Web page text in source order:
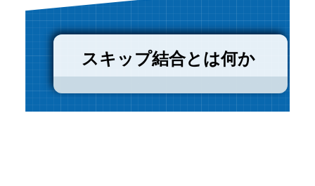
スキップ結合とは何か